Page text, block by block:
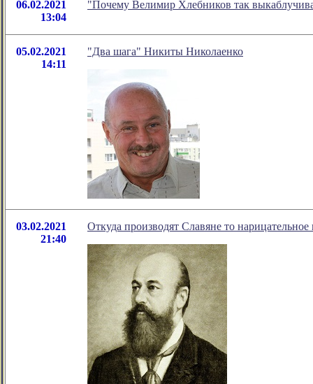
06.02.2021
13:04
"Почему Велимир Хлебников так
05.02.2021
14:11
"Два шага" Никиты Николаенко
03.02.2021
21:40
Откуда производят Славяне то